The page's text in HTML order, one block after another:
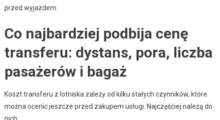
przed wyjazdem.
Co najbardziej podbija cenę
transferu: dystans, pora, liczba
pasażerów i bagaż
Koszt transferu z lotniska zależy od kilku stałych czynników, które
można ocenić jeszcze przed zakupem usługi. Najczęściej należą do
nich: